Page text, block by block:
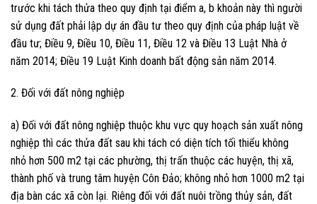
trước khi tách thửa theo quy định tại điểm a, b khoản này thì người
sử dụng đất phải lập dự án đầu tư theo quy định của pháp luật về
đầu tư; Điều 9, Điều 10, Điều 11, Điều 12 và Điều 13 Luật Nhà ở
năm 2014; Điều 19 Luật Kinh doanh bất động sản năm 2014.
2. Đối với đất nông nghiệp
a) Đối với đất nông nghiệp thuộc khu vực quy hoạch sản xuất nông
nghiệp thì các thửa đất sau khi tách có diện tích tối thiểu không
nhỏ hơn 500 m2 tại các phường, thị trấn thuộc các huyện, thị xã,
thành phố và trung tâm huyện Côn Đảo; không nhỏ hơn 1000 m2 tại
địa bàn các xã còn lại. Riêng đối với đất nuôi trồng thủy sản, đất